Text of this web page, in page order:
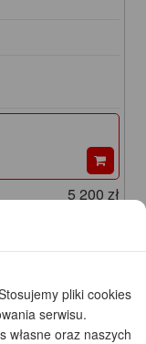
5 200 zł
pliki cookies
serwisu.
własne oraz naszych